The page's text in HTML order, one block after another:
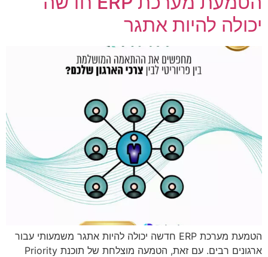
יכולה להיות אתגר
הטמעת מערכת ERP חדשה יכולה להיות אתגר משמעותי עבור
ארגונים רבים. עם זאת, הטמעה מוצלחת של תוכנת Priority